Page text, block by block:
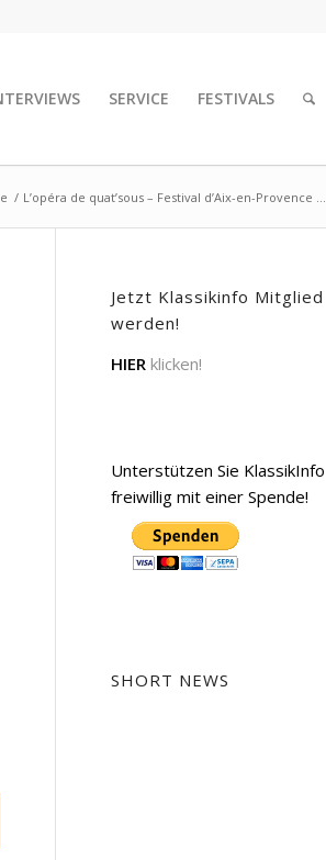
SERVICE FESTIVALS
/ L’opéra de quat’sous – Festival d’Aix-en-Provence ...
Jetzt Klassikinfo Mitglied
werden!
HIER klicken!
Unterstützen Sie KlassikInfo
freiwillig mit einer Spende!
SHORT NEWS